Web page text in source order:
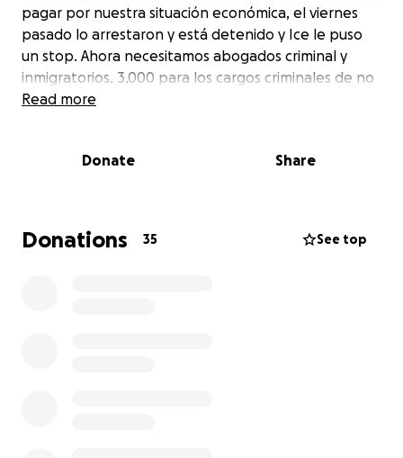
pagar por nuestra situación económica, el viernes
pasado lo arrestaron y está detenido y Ice le puso
un stop. Ahora necesitamos abogados criminal y
inmigratorios. 3,000 para los cargos criminales de no
tener licencia, 3000-6000 para el abogado de
conocen sabe que César es un pan de agua
Read more
Donate Share
Donations 35 See top